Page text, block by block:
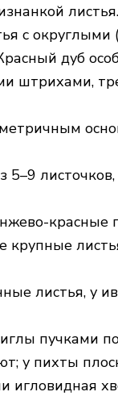
листья.
с округлыми
дуб
штрихами,
красные
листья, у
пучками
у пихты